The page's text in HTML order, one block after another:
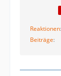
Reaktionen
Beiträge